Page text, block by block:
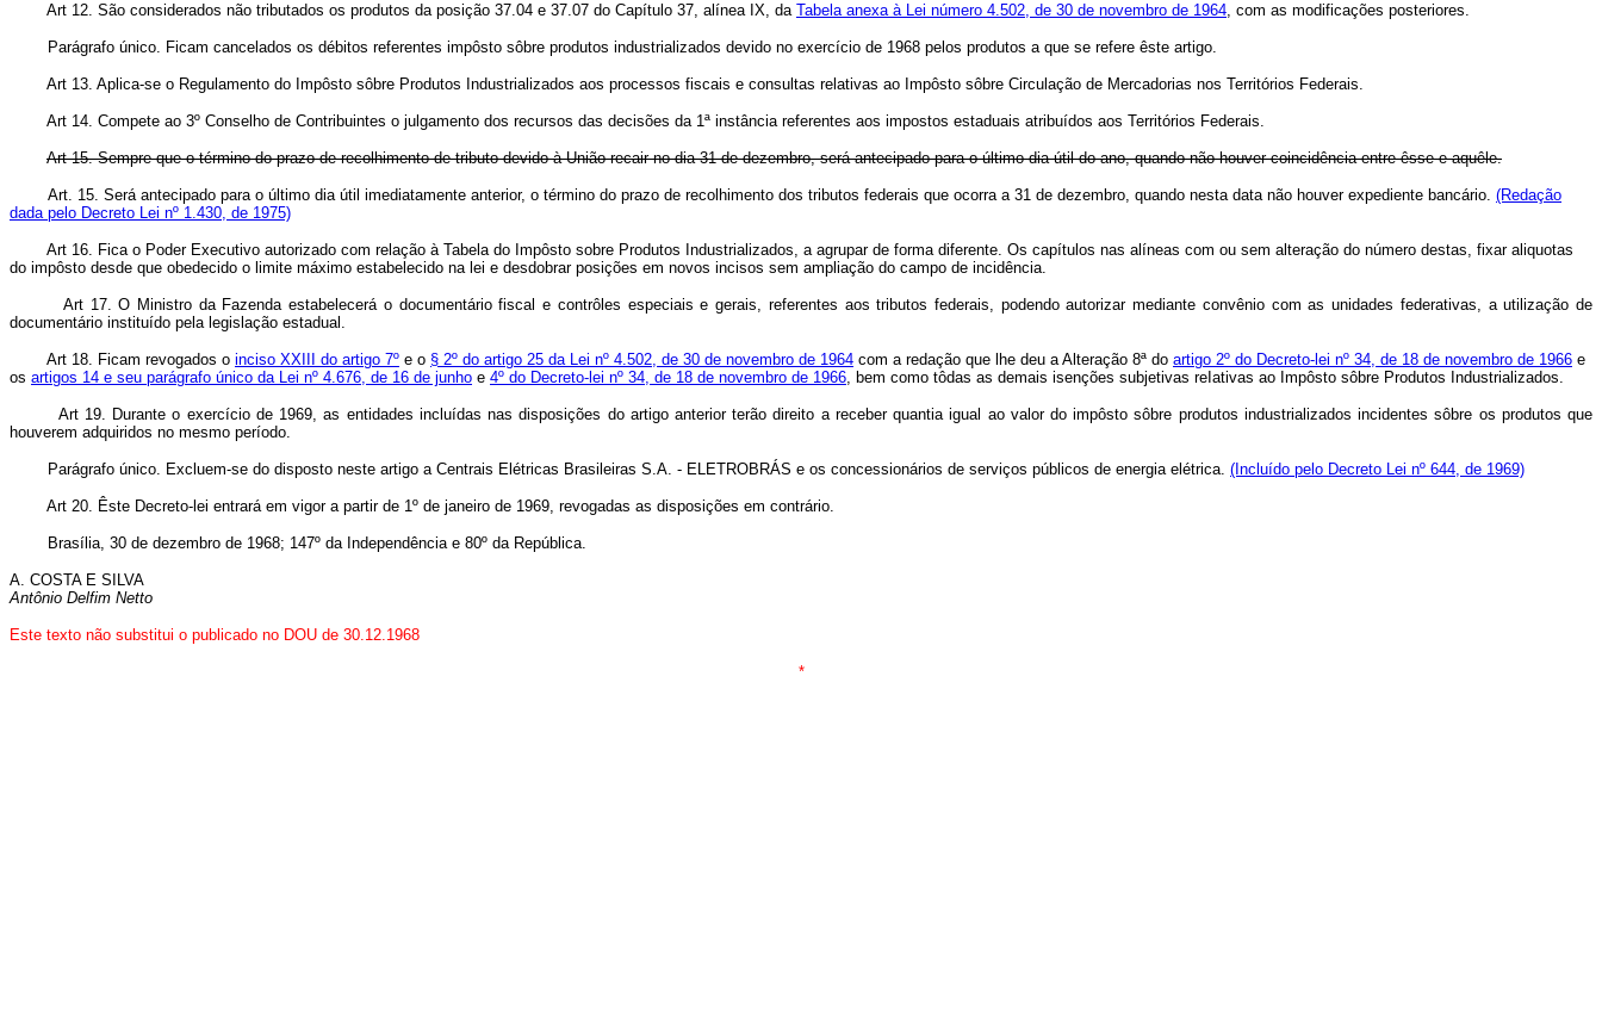
Art 12. São considerados não tributados os produtos da posição 37.04 e 37.07 do Capítulo 37, alínea IX, da Tabela anexa à Lei número 4.502, de 30 de novembro de 1964, com as modificações posteriores.
Parágrafo único. Ficam cancelados os débitos referentes impôsto sôbre produtos industrializados devido no exercício de 1968 pelos produtos a que se refere êste artigo.
Art 13. Aplica-se o Regulamento do Impôsto sôbre Produtos Industrializados aos processos fiscais e consultas relativas ao Impôsto sôbre Circulação de Mercadorias nos Territórios Federais.
Art 14. Compete ao 3º Conselho de Contribuintes o julgamento dos recursos das decisões da 1ª instância referentes aos impostos estaduais atribuídos aos Territórios Federais.
Art 15. Sempre que o término do prazo de recolhimento de tributo devido à União recair no dia 31 de dezembro, será antecipado para o último dia útil do ano, quando não houver coincidência entre êsse e aquêle.
Art. 15. Será antecipado para o último dia útil imediatamente anterior, o término do prazo de recolhimento dos tributos federais que ocorra a 31 de dezembro, quando nesta data não houver expediente bancário. (Redação
dada pelo Decreto Lei nº 1.430, de 1975)
Art 16. Fica o Poder Executivo autorizado com relação à Tabela do Impôsto sobre Produtos Industrializados, a agrupar de forma diferente. Os capítulos nas alíneas com ou sem alteração do número destas, fixar aliquotas
do impôsto desde que obedecido o limite máximo estabelecido na lei e desdobrar posições em novos incisos sem ampliação do campo de incidência.
Art 17. O Ministro da Fazenda estabelecerá o documentário fiscal e contrôles especiais e gerais, referentes aos tributos federais, podendo autorizar mediante convênio com as unidades federativas, a utilização de
documentário instituído pela legislação estadual.
Art 18. Ficam revogados o inciso XXIII do artigo 7º e o § 2º do artigo 25 da Lei nº 4.502, de 30 de novembro de 1964 com a redação que lhe deu a Alteração 8ª do artigo 2º do Decreto-lei nº 34, de 18 de novembro de 1966 e
os artigos 14 e seu parágrafo único da Lei nº 4.676, de 16 de junho e 4º do Decreto-lei nº 34, de 18 de novembro de 1966, bem como tôdas as demais isenções subjetivas reIativas ao Impôsto sôbre Produtos Industrializados.
Art 19. Durante o exercício de 1969, as entidades incluídas nas disposições do artigo anterior terão direito a receber quantia igual ao valor do impôsto sôbre produtos industrializados incidentes sôbre os produtos que
houverem adquiridos no mesmo período.
Parágrafo único. Excluem-se do disposto neste artigo a Centrais Elétricas Brasileiras S.A. - ELETROBRÁS e os concessionários de serviços públicos de energia elétrica. (Incluído pelo Decreto Lei nº 644, de 1969)
Art 20. Êste Decreto-lei entrará em vigor a partir de 1º de janeiro de 1969, revogadas as disposições em contrário.
Brasília, 30 de dezembro de 1968; 147º da Independência e 80º da República.
A. COSTA E SILVA
Antônio Delfim Netto
Este texto não substitui o publicado no DOU de 30.12.1968
*